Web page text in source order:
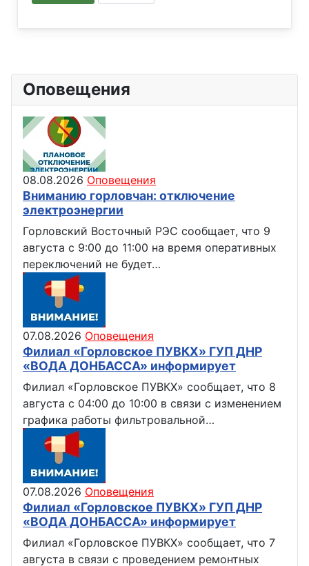
Оповещения
08.08.2026 Оповещения
Вниманию горловчан: отключение
электроэнергии
Горловский Восточный РЭС сообщает, что 9
августа с 9:00 до 11:00 на время оперативных
переключений не будет…
07.08.2026 Оповещения
Филиал «Горловское ПУВКХ» ГУП ДНР
«ВОДА ДОНБАССА» информирует
Филиал «Горловское ПУВКХ» сообщает, что 8
августа с 04:00 до 10:00 в связи с изменением
графика работы фильтровальной…
07.08.2026 Оповещения
Филиал «Горловское ПУВКХ» ГУП ДНР
«ВОДА ДОНБАССА» информирует
Филиал «Горловское ПУВКХ» сообщает, что 7
августа в связи с проведением ремонтных